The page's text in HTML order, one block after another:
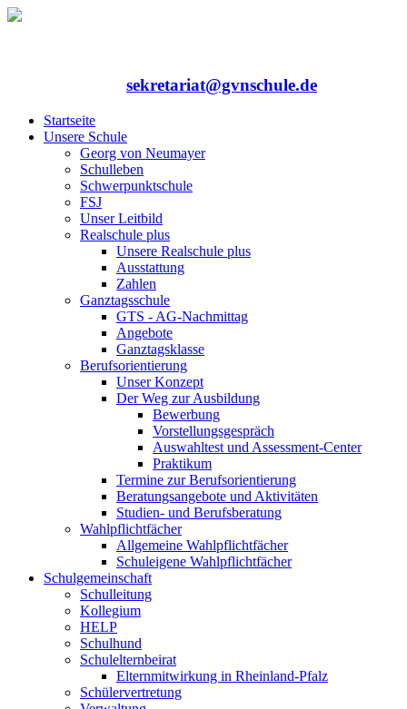
sekretariat@gvnschule.de
Startseite
Unsere Schule
Georg von Neumayer
Schulleben
Schwerpunktschule
FSJ
Unser Leitbild
Realschule plus
Unsere Realschule plus
Ausstattung
Zahlen
Ganztagsschule
GTS - AG-Nachmittag
Angebote
Ganztagsklasse
Berufsorientierung
Unser Konzept
Der Weg zur Ausbildung
Bewerbung
Vorstellungsgespräch
Auswahltest und Assessment-Center
Praktikum
Termine zur Berufsorientierung
Beratungsangebote und Aktivitäten
Studien- und Berufsberatung
Wahlpflichtfächer
Allgemeine Wahlpflichtfächer
Schuleigene Wahlpflichtfächer
Schulgemeinschaft
Schulleitung
Kollegium
HELP
Schulhund
Schulelternbeirat
Elternmitwirkung in Rheinland-Pfalz
Schülervertretung